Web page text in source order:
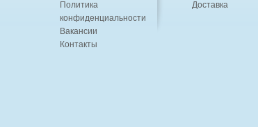
Политика
конфиденциальности
Вакансии
Контакты
Доставка